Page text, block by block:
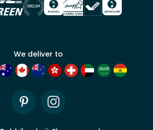
We deliver to
PinterestInstagram